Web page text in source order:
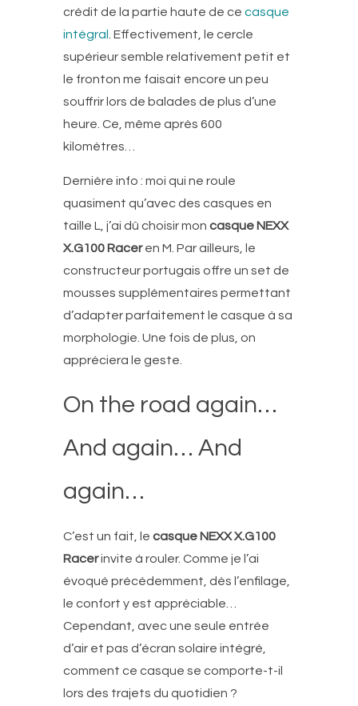
crédit de la partie haute de ce casque
intégral
. Effectivement, le cercle
supérieur semble relativement petit et
le fronton me faisait encore un peu
souffrir lors de balades de plus d’une
heure. Ce, même après 600
kilomètres…
Dernière info : moi qui ne roule
quasiment qu’avec des casques en
taille L, j’ai dû choisir mon casque NEXX
X.G100 Raceren M. Par ailleurs, le
constructeur portugais offre un set de
mousses supplémentaires permettant
d’adapter parfaitement le casque à sa
morphologie. Une fois de plus, on
appréciera le geste.
On the road again…
And again… And
again…
C’est un fait, le casque NEXX X.G100
Racerinvite à rouler. Comme je l’ai
évoqué précédemment, dès l’enfilage,
le confort y est appréciable…
Cependant, avec une seule entrée
d’air et pas d’écran solaire intégré,
comment ce casque se comporte-t-il
lors des trajets du quotidien ?